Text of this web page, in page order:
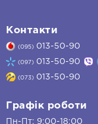
Контакти
(095) 013-50-90
(097) 013-50-90
(073) 013-50-90
Графік роботи
Пн-Пт: 9:00-18:00